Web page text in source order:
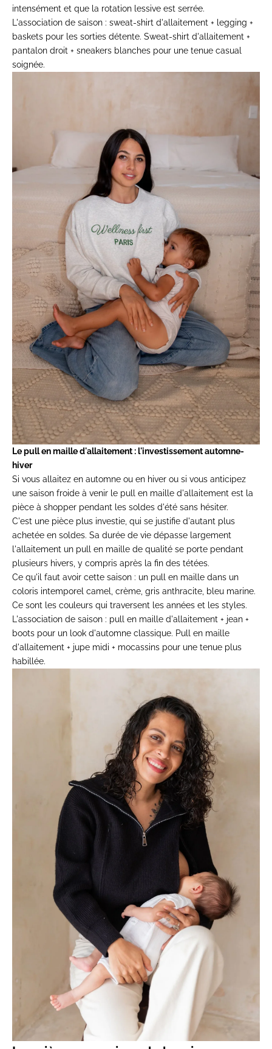
intensément et que la rotation lessive est serrée.
L'association de saison : sweat-shirt d'allaitement + legging +
baskets pour les sorties détente. Sweat-shirt d'allaitement +
pantalon droit + sneakers blanches pour une tenue casual
soignée.
Lepull en maille d'allaitement : l'investissementautomne-
hiver
Si vous allaitez en automne ou en hiver ou si vous anticipez
une saison froide à venir le pull en maille d'allaitement est la
pièce à shopper pendant les soldes d'été sans hésiter.
C'est une pièce plus investie, qui se justifie d'autant plus
achetée en soldes. Sa durée de vie dépasse largement
l'allaitement un pull en maille de qualité se porte pendant
plusieurs hivers, y compris après la fin des tétées.
Ce qu'il faut avoir cette saison : un pull en maille dans un
coloris intemporel camel, crème, gris anthracite, bleu marine.
Ce sont les couleurs qui traversent les années et les styles.
L'association de saison : pull en maille d'allaitement + jean +
boots pour un look d'automne classique. Pull en maille
d'allaitement + jupe midi + mocassins pour une tenue plus
habillée.